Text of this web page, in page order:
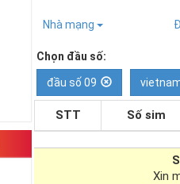
Nhà mạng
Chọn đầu số:
đầu số 09
STT Số sim
Xin